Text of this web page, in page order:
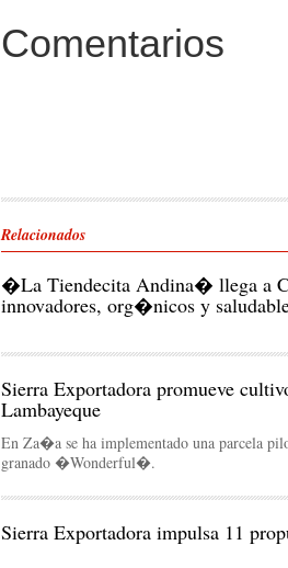
Comentarios
Relacionados
�La Tiendecita Andina� llega a
Sierra Exportadora promueve
Lambayeque
En Za�a se ha implementado una parcela
granado �Wonderful�‏.
Sierra Exportadora impulsa 11